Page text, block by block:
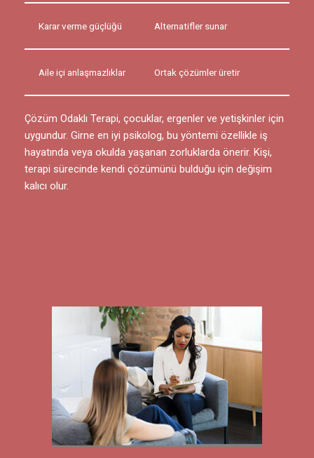
Karar verme güçlüğü Alternatifler sunar
Aile içi anlaşmazlıklar Ortak çözümler üretir
Çözüm Odaklı Terapi, çocuklar, ergenler ve yetişkinler için
uygundur. Girne en iyi psikolog, bu yöntemi özellikle iş
hayatında veya okulda yaşanan zorluklarda önerir. Kişi,
terapi sürecinde kendi çözümünü bulduğu için değişim
kalıcı olur.